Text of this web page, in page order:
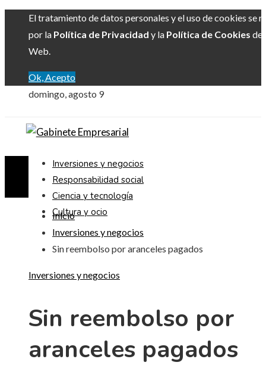
El tratamiento de datos personales y el uso de cookies se
por la Política de Privacidad y la Política de Cookies
Web.
Ok, Acepto
domingo, agosto 9
Inversiones y negocios
Responsabilidad social
Ciencia y tecnología
Cultura y ocio
Inicio
Inversiones y negocios
Sin reembolso por aranceles pagados
Inversiones y negocios
Sin reembolso por
aranceles pagados